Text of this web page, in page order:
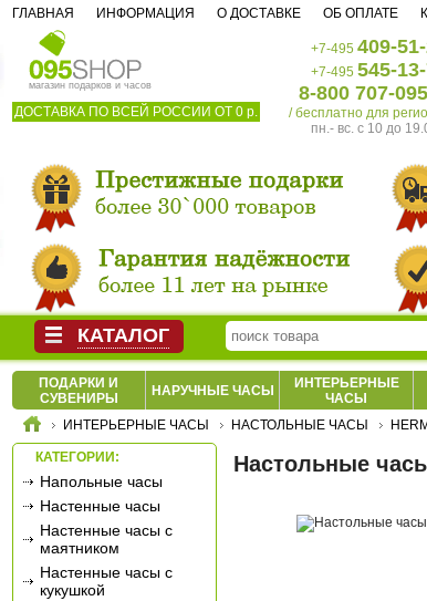
магазин подарков и часов
ДОСТАВКА ПО ВСЕЙ РОССИИ ОТ 0 р.
+7-495 409-
+7-495 545-
8-800 707-
/ бесплатно для
пн.- вс. c 10 до
ГЛАВНАЯ ИНФОРМАЦИЯ О ДОСТАВКЕ ОБ ОПЛАТЕ
ПОДАРКИ И
СУВЕНИРЫ
НАРУЧНЫЕ ЧАСЫ
ИНТЕРЬЕРНЫЕ
ЧАСЫ
ИНТЕРЬЕРНЫЕ ЧАСЫ НАСТОЛЬНЫЕ ЧАСЫ
КАТЕГОРИИ:
Напольные часы
Настенные часы
Настенные часы с
маятником
Настенные часы с
кукушкой
Настольные
КАТАЛОГ